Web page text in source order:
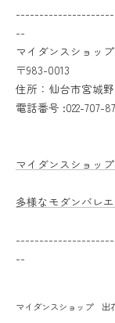
--
マイダンスショッ
〒983-0013
住所：仙台市宮城
電話番号 :022-707-
マイダンスショッ
多様なモダンバレ
--
マイダンスショップ 出